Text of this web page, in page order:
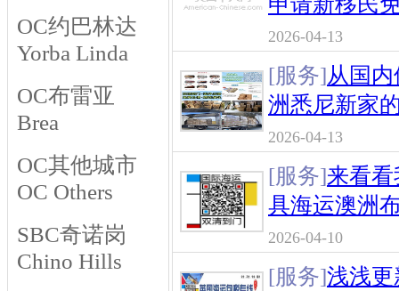
OC约巴林达
Yorba Linda
OC布雷亚
Brea
OC其他城市
OC Others
SBC奇诺岗
Chino Hills
2026-04-13
[服务]从国
洲悉尼新家
2026-04-13
[服务]来看
具海运澳洲
2026-04-10
[服务]浅浅